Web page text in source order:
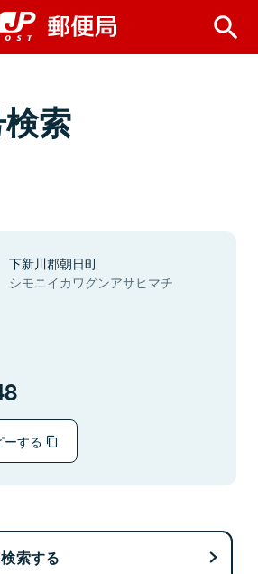
索
下新川郡朝日町
シモニイカワグンアサヒマチ
ーする
索する